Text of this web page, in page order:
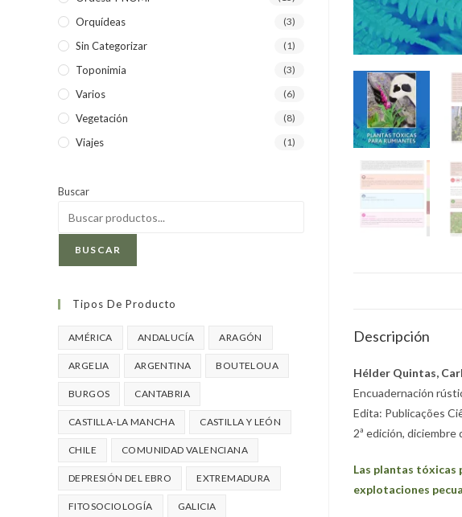
Descripción
Hélder Quintas,
Encuadernación
Edita: Publicações
2ª edición, diciembre
Las plantas tóxicas
explotaciones
Orquídeas (3)
Sin Categorizar (1)
Toponimia (3)
Varios (6)
Vegetación (8)
Viajes (1)
Buscar
BUSCAR
Tipos De Producto
AMÉRICA ANDALUCÍA ARAGÓN
ARGELIA ARGENTINA BOUTELOUA
BURGOS CANTABRIA
CASTILLA-LA MANCHA CASTILLA Y LEÓN
CHILE COMUNIDAD VALENCIANA
DEPRESIÓN DEL EBRO EXTREMADURA
FITOSOCIOLOGÍA GALICIA